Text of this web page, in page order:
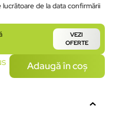
lucrătoare de la data confirmării
VEZI
OFERTE
Adaugă în coș